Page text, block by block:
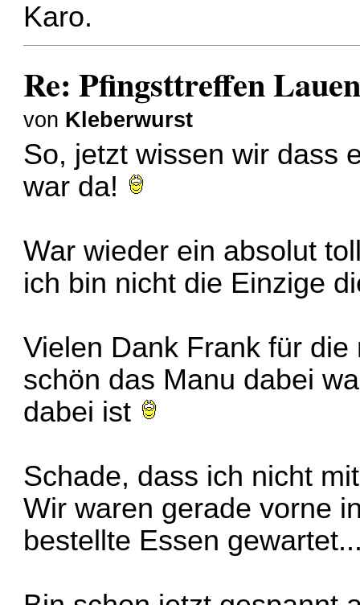
Karo.
Re: Pfingsttreffen
von Kleberwurst
So, jetzt wissen wir dass
war da!
War wieder ein absolut
ich bin nicht die Einzige
Vielen Dank Frank für
schön das Manu dabei
dabei ist
Schade, dass ich nicht
Wir waren gerade vorne
bestellte Essen